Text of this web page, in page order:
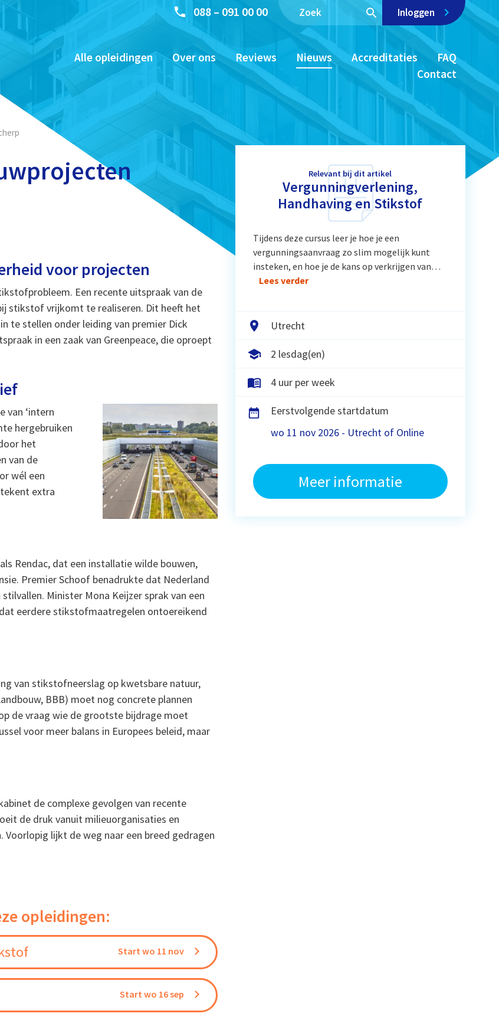
088 – 091 00 00 Inloggen
Alle opleidingen Over ons Reviews Nieuws Accreditaties
FAQ
Contact
voor projecten
Een recente uitspraak van de
stikstof vrijkomt te realiseren. Dit heeft het
te stellen onder leiding van premier Dick
in een zaak van Greenpeace, die oproept
van ‘intern
hergebruiken
het
van de
wél een
extra
Rendac, dat een installatie wilde bouwen,
Premier Schoof benadrukte dat Nederland
Minister Mona Keijzer sprak van een
eerdere stikstofmaatregelen ontoereikend
van stikstofneerslag op kwetsbare natuur,
BBB) moet nog concrete plannen
de vraag wie de grootste bijdrage moet
voor meer balans in Europees beleid, maar
de complexe gevolgen van recente
de druk vanuit milieuorganisaties en
lijkt de weg naar een breed gedragen
opleidingen:
Start wo 11 nov
Start wo 16 sep
Relevant bij dit artikel
Vergunningverlening,
Handhaving en Stikstof
Tijdens deze cursus leer je hoe je een
vergunningsaanvraag zo slim mogelijk kunt
insteken, en hoe je de kans op verkrijgen van…
Lees verder
Utrecht
2 lesdag(en)
4 uur per week
Eerstvolgende startdatum
wo 11 nov 2026 - Utrecht of Online
Meer informatie